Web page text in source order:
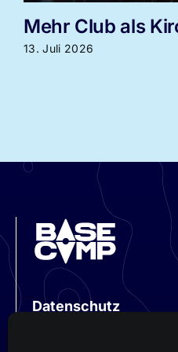
Nachruf auf eine
Widerständige
Datenschutz